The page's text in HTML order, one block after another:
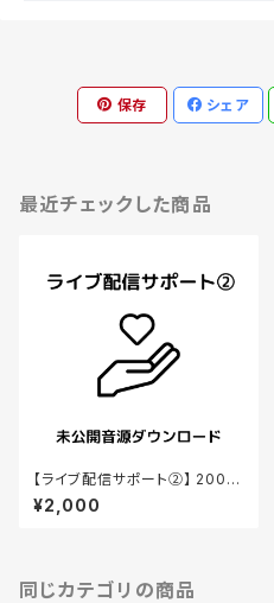
保存 シェア
最近チェックした商品
【ライブ配信サポート②】 2000
円 未公開音源ダウンロード
¥2,000
同じカテゴリの商品